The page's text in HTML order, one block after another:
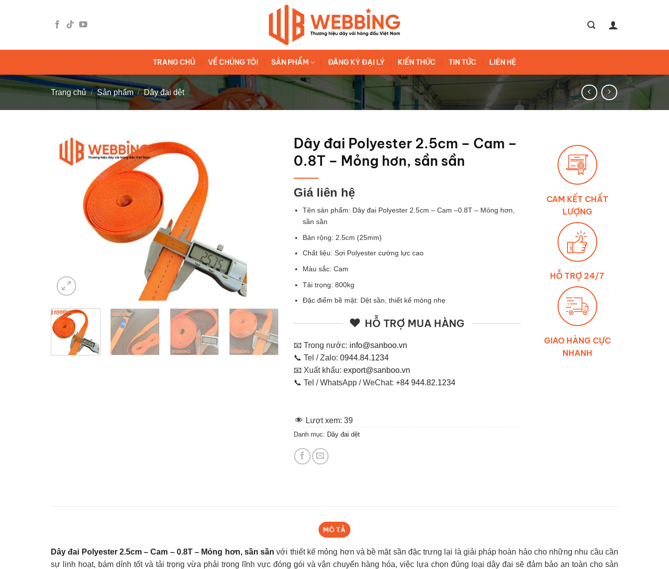
TRANG CHỦ VỀ CHÚNG TÔI SẢN PHẨM ĐĂNG KÝ ĐẠI LÝ KIẾN THỨC TIN TỨC LIÊN HỆ
Trang chủ / Sản phẩm / Dây đai dệt
Dây đai Polyester 2.5cm – Cam –
0.8T – Mỏng hơn, sần sần
Giá liên hệ
Tên sản phẩm: Dây đai Polyester 2.5cm – Cam –0.8T – Mỏng hơn,
sần sần
Bản rộng: 2.5cm (25mm)
Chất liệu: Sợi Polyester cường lực cao
Màu sắc: Cam
Tải trọng: 800kg
Đặc điểm bề mặt: Dệt sần, thiết kế mỏng nhẹ
HỖ TRỢ MUA HÀNG
📧 Trong nước: info@sanboo.vn
📞 Tel / Zalo: 0944.84.1234
📧 Xuất khẩu: export@sanboo.vn
📞 Tel / WhatsApp / WeChat: +84 944.82.1234
Lượt xem: 39
Danh mục: Dây đai dệt
CAM KẾT CHẤT
LƯỢNG
HỖ TRỢ 24/7
GIAO HÀNG CỰC
NHANH
MÔ TẢ
Dây đai Polyester 2.5cm – Cam – 0.8T – Mỏng hơn, sần sần với thiết kế mỏng hơn và bề mặt sần đặc trưng lại là giải pháp hoàn hảo cho những nhu cầu cần
sự linh hoạt, bám dính tốt và tải trọng vừa phải trong lĩnh vực đóng gói và vận chuyển hàng hóa, việc lựa chọn đúng loại dây đai sẽ đảm bảo an toàn cho sản